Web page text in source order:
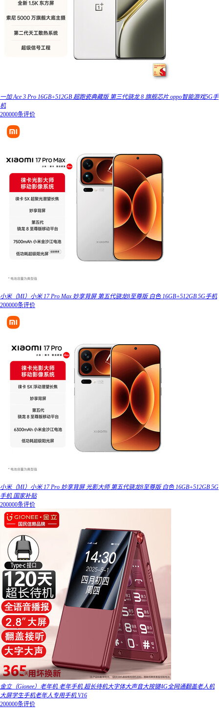
一加 Ace 3 Pro 16GB+512GB 超跑瓷典藏版 第三代骁龙 8 旗舰芯片 oppo智能游戏5G手
机
200000条评价
小米（MI）小米 17 Pro Max 妙享背屏 第五代骁龙8至尊版 白色 16GB+512GB 5G手机
200000条评价
小米（MI）小米 17 Pro 妙享背屏 光影大师 第五代骁龙8至尊版 白色 16GB+512GB 5G
手机 国家补贴
200000条评价
金立（Gionee）老年机 老年手机 超长待机大字体大声音大按键4G全网通翻盖老人机
大屏学生手机老年人专用手机 V16
200000条评价